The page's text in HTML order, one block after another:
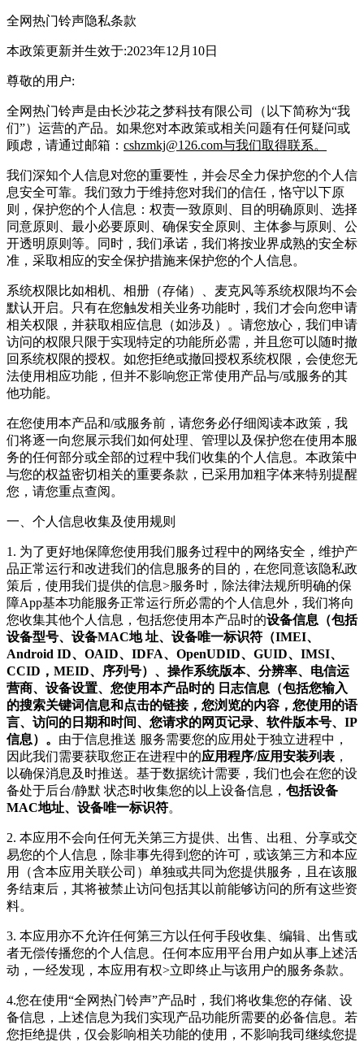
全网热门铃声隐私条款
本政策更新并生效于:2023年12月10日
尊敬的用户:
全网热门铃声是由长沙花之梦科技有限公司（以下简称为“我
们”）运营的产品。如果您对本政策或相关问题有任何疑问或
顾虑，请通过邮箱： cshzmkj@126.com与我们取得联系。
我们深知个人信息对您的重要性，并会尽全力保护您的个人信
息安全可靠。我们致力于维持您对我们的信任，恪守以下原
则，保护您的个人信息：权责一致原则、目的明确原则、选择
同意原则、最小必要原则、确保安全原则、主体参与原则、公
开透明原则等。同时，我们承诺，我们将按业界成熟的安全标
准，采取相应的安全保护措施来保护您的个人信息。
系统权限比如相机、相册（存储）、麦克风等系统权限均不会
默认开启。只有在您触发相关业务功能时，我们才会向您申请
相关权限，并获取相应信息（如涉及）。请您放心，我们申请
访问的权限只限于实现特定的功能所必需，并且您可以随时撤
回系统权限的授权。如您拒绝或撤回授权系统权限，会使您无
法使用相应功能，但并不影响您正常使用产品与/或服务的其
他功能。
在您使用本产品和/或服务前，请您务必仔细阅读本政策，我
们将逐一向您展示我们如何处理、管理以及保护您在使用本服
务的任何部分或全部的过程中我们收集的个人信息。本政策中
与您的权益密切相关的重要条款，已采用加粗字体来特别提醒
您，请您重点查阅。
一、个人信息收集及使用规则
1. 为了更好地保障您使用我们服务过程中的网络安全，维护产
品正常运行和改进我们的信息服务的目的，在您同意该隐私政
策后，使用我们提供的信息>服务时，除法律法规所明确的保
障App基本功能服务正常运行所必需的个人信息外，我们将向
您收集其他个人信息，包括您使用本产品时的设备信息（包括
设备型号、设备MAC地 址、设备唯一标识符（IMEI、
Android ID、OAID、IDFA、OpenUDID、GUID、IMSI、
CCID，MEID、序列号）、操作系统版本、分辨率、电信运
营商、设备设置、您使用本产品时的 日志信息（包括您输入
的搜索关键词信息和点击的链接，您浏览的内容，您使用的语
言、访问的日期和时间、您请求的网页记录、软件版本号、IP
信息）。 由于信息推送 服务需要您的应用处于独立进程中，
因此我们需要获取您正在进程中的应用程序/应用安装列表 ，
以确保消息及时推送。基于数据统计需要，我们也会在您的设
备处于后台/静默 状态时收集您的以上设备信息， 包括设备
MAC地址、设备唯一标识符。
2. 本应用不会向任何无关第三方提供、出售、出租、分享或交
易您的个人信息，除非事先得到您的许可，或该第三方和本应
用（含本应用关联公司）单独或共同为您提供服务，且在该服
务结束后，其将被禁止访问包括其以前能够访问的所有这些资
料。
3. 本应用亦不允许任何第三方以任何手段收集、编辑、出售或
者无偿传播您的个人信息。任何本应用平台用户如从事上述活
动，一经发现，本应用有权>立即终止与该用户的服务条款。
4.您在使用“全网热门铃声”产品时，我们将收集您的存储、设
备信息，上述信息为我们实现产品功能所需要的必备信息。若
您拒绝提供，仅会影响相关功能的使用，不影响我司继续您提